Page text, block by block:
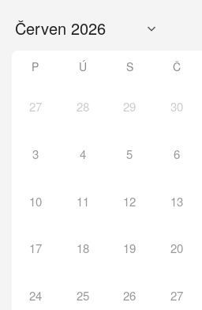
P Ú S Č
27 28 29 30
3 4 5 6
10 11 12 13
17 18 19 20
24 25 26 27